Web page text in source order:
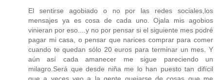
El sentirse agobiado o no por las redes sociales,los
mensajes ya es cosa de cada uno. Ojala mis agobios
vinieran por eso....y no por pensar si el siguiente mes podré
pagar mi casa, o pensar que narices comprar para comer
cuando te quedan sólo 20 euros para terminar un mes. Y
aún así cada amanecer me sigue pareciendo un
milagro.Será que desde niña me lo han puesto tan difícil
que a veces veo a la gente quejarse de cosas que me